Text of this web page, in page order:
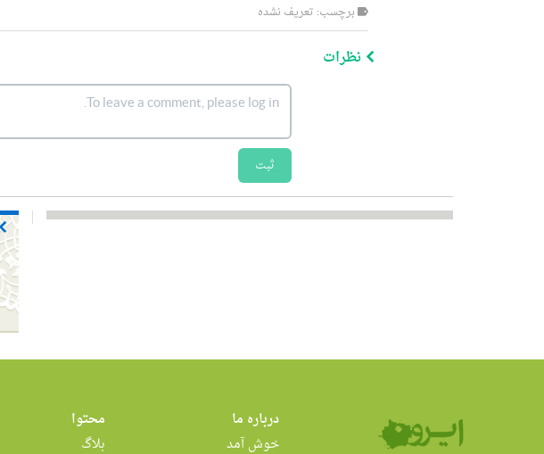
برچسب: تعریف نشده
نظرات
ثبت
درباره ما
خوش آمد
محتوا
بلاگ